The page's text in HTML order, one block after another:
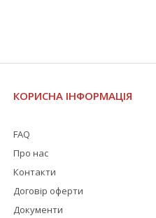
КОРИСНА ІНФОРМАЦІЯ
FAQ
Про нас
Контакти
Договір оферти
Документи